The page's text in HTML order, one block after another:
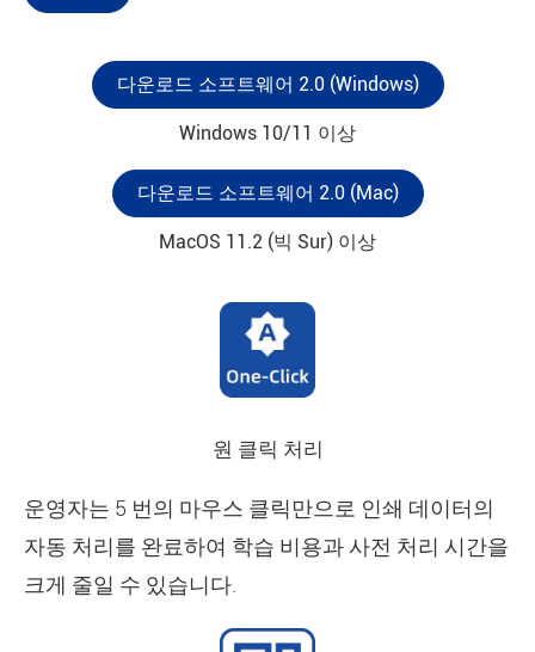
다운로드 소프트웨어 2.0 (Windows)
Windows 10/11 이상
다운로드 소프트웨어 2.0 (Mac)
MacOS 11.2 (빅 Sur) 이상
원 클릭 처리
운영자는 5 번의 마우스 클릭만으로 인쇄 데이터의
자동 처리를 완료하여 학습 비용과 사전 처리 시간을
크게 줄일 수 있습니다.